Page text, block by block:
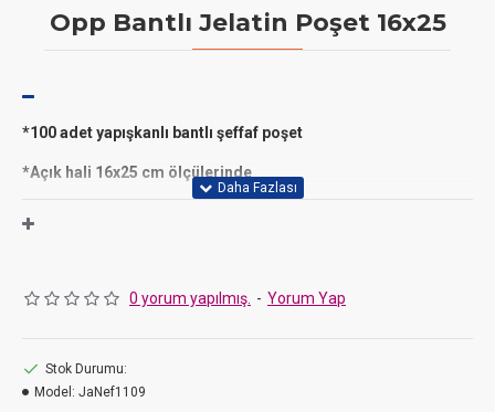
Opp Bantlı Jelatin Poşet 16x25
*100 adet yapışkanlı bantlı şeffaf poşet
*Açık hali 16x25 cm ölçülerinde
şekeri hazırlamada,her türlü hediye ve organizasyonlarda
*Gıda kullanımına uygundur
0 yorum yapılmış. - Yorum Yap
Stok Durumu:
Model: JaNef1109